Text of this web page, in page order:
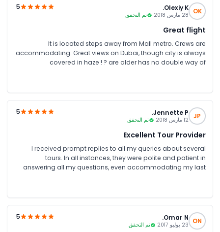
OK
Olexiy K.
28 مارس 2018 تم التحقق
5
Great flight
It is located steps away from Mall metro. Crews are
accommodating. Great views on Dubai, though city is always
covered in haze ! ? are older has no double way of
JP
Jennette P.
12 مارس 2018 تم التحقق
5
Excellent Tour Provider
I received prompt replies to all my queries about several
tours. In all instances, they were polite and patient in
answering all my questions, even accommodating my last
matter of minutes. The tour was amazing with perfect weather
that day. Safety protocols were followed with a maximum of 5
ON
Omar N.
23 يوليو 2017 تم التحقق
5